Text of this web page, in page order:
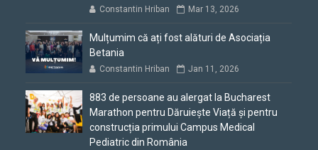
Constantin Hriban Mar 13, 2026
Mulțumim că ați fost alături de Asociația
Betania
Constantin Hriban Jan 11, 2026
883 de persoane au alergat la Bucharest
Marathon pentru Dăruiește Viață și pentru
construcția primului Campus Medical
Pediatric din România